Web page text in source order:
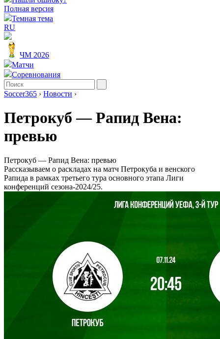
Полная версия
Темная тема
RU
ЧМ 2026
Матчи
Соревнования
Soccer365 › Новости ›
Петрокуб ― Рапид Вена:
превью
Петрокуб ― Рапид Вена: превью
Рассказываем о раскладах на матч Петрокуба и венского
Рапида в рамках третьего тура основного этапа Лиги
конференций сезона-2024/25.